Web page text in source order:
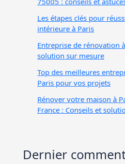
Les étapes clés pour
intérieure à Paris
Entreprise de rénovation
solution sur mesure
Top des meilleures
Paris pour vos projets
Rénover votre maison à
France : Conseils et
Dernier